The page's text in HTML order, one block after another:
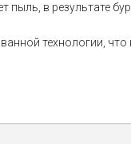
в результате
технологии,